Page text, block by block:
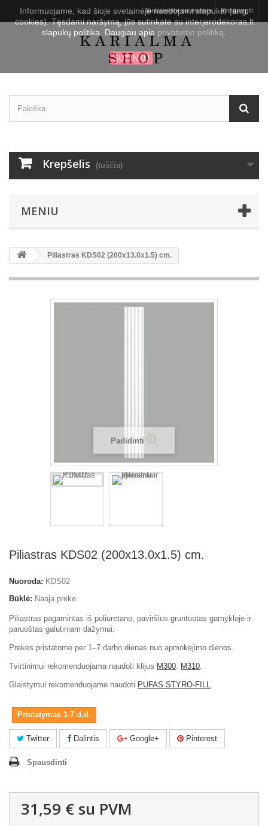
Prisijungti
Susisiekite su mumis
Krepšelis (tuščia)
MENIU
Piliastras KDS02 (200x13.0x1.5) cm.
Padidinti
Piliastras KDS02 (200x13.0x1.5) cm.
Nuoroda: KDS02
Būklė: Nauja prekė
Piliastras pagamintas iš poliuretano, paviršius gruntuotas gamykloje ir
paruoštas galutiniam dažymui.
Prekes pristatome per 1–7 darbo dienas nuo apmokėjimo dienos.
Tvirtinimui rekomenduojama naudoti klijus M300. M310.
Glaistymui rekomenduojame naudoti PUFAS STYRO-FILL.
Pristatymas 1-7 d.d.
Twitter Dalintis Google+ Pinterest
Spausdinti
31,59 € su PVM
Informuojame, kad šioje svetainėje naudojami slapukai (ang.
cookies). Tęsdami naršymą, jūs sutinkate su interjerodekoras.lt
slapukų politika. Daugiau apie privatumo politiką
SUTINKU